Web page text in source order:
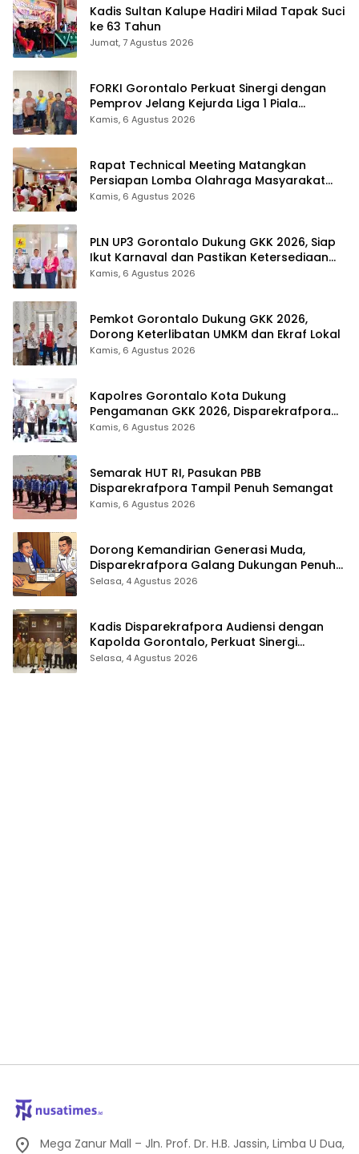
Kadis Sultan Kalupe Hadiri Milad Tapak Suci
ke 63 Tahun
Jumat, 7 Agustus 2026
FORKI Gorontalo Perkuat Sinergi dengan
Pemprov Jelang Kejurda Liga 1 Piala
Gubernur 2026
Kamis, 6 Agustus 2026
Rapat Technical Meeting Matangkan
Persiapan Lomba Olahraga Masyarakat
Tingkat Provinsi Gorontalo
Kamis, 6 Agustus 2026
PLN UP3 Gorontalo Dukung GKK 2026, Siap
Ikut Karnaval dan Pastikan Ketersediaan
Listrik
Kamis, 6 Agustus 2026
Pemkot Gorontalo Dukung GKK 2026,
Dorong Keterlibatan UMKM dan Ekraf Lokal
Kamis, 6 Agustus 2026
Kapolres Gorontalo Kota Dukung
Pengamanan GKK 2026, Disparekrafpora
Perkuat Sinergi Lintas Sektor
Kamis, 6 Agustus 2026
Semarak HUT RI, Pasukan PBB
Disparekrafpora Tampil Penuh Semangat
Kamis, 6 Agustus 2026
Dorong Kemandirian Generasi Muda,
Disparekrafpora Galang Dukungan Penuh
Para Aleg Deprov
Selasa, 4 Agustus 2026
Kadis Disparekrafpora Audiensi dengan
Kapolda Gorontalo, Perkuat Sinergi
Sukseskan Gorontalo Karnaval Karawo
Selasa, 4 Agustus 2026
Mega Zanur Mall – Jln. Prof. Dr. H.B. Jassin, Limba U Dua,